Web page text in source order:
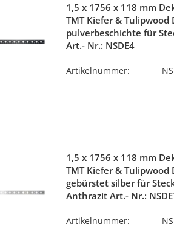
1,5 x 1756 x 118 mm
TMT Kiefer &
pulverbeschichte für
Art.- Nr.: NSDE4
Artikelnummer:
1,5 x 1756 x 118 mm
TMT Kiefer &
gebürstet silber für
Anthrazit Art.- Nr.:
Artikelnummer: